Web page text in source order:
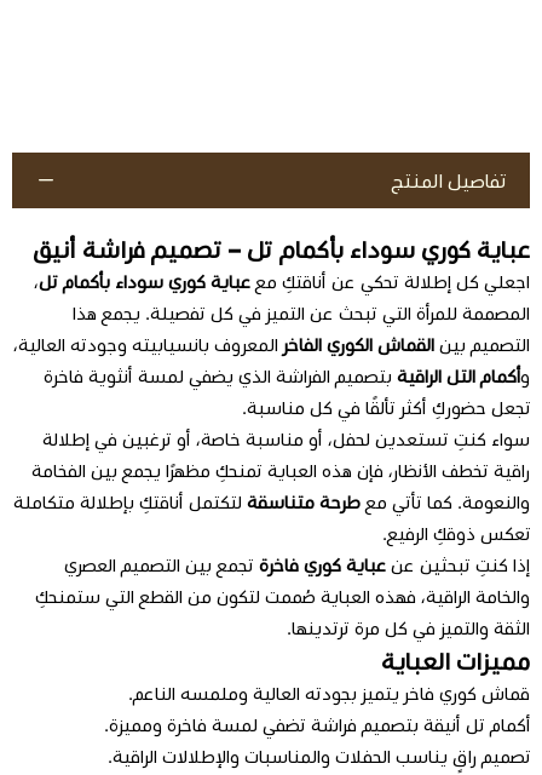
تفاصيل المنتج
عباية كوري سوداء بأكمام تل – تصميم فراشة أنيق
اجعلي كل إطلالة تحكي عن أناقتكِ مع عباية كوري سوداء بأكمام تل،
المصممة للمرأة التي تبحث عن التميز في كل تفصيلة. يجمع هذا
التصميم بين القماش الكوري الفاخر المعروف بانسيابيته وجودته العالية،
وأكمام التل الراقية بتصميم الفراشة الذي يضفي لمسة أنثوية فاخرة
تجعل حضوركِ أكثر تألقًا في كل مناسبة.
سواء كنتِ تستعدين لحفل، أو مناسبة خاصة، أو ترغبين في إطلالة
راقية تخطف الأنظار، فإن هذه العباية تمنحكِ مظهرًا يجمع بين الفخامة
والنعومة. كما تأتي مع طرحة متناسقة لتكتمل أناقتكِ بإطلالة متكاملة
تعكس ذوقكِ الرفيع.
إذا كنتِ تبحثين عن عباية كوري فاخرة تجمع بين التصميم العصري
والخامة الراقية، فهذه العباية صُممت لتكون من القطع التي ستمنحكِ
الثقة والتميز في كل مرة ترتدينها.
مميزات العباية
قماش كوري فاخر يتميز بجودته العالية وملمسه الناعم.
أكمام تل أنيقة بتصميم فراشة تضفي لمسة فاخرة ومميزة.
تصميم راقٍ يناسب الحفلات والمناسبات والإطلالات الراقية.